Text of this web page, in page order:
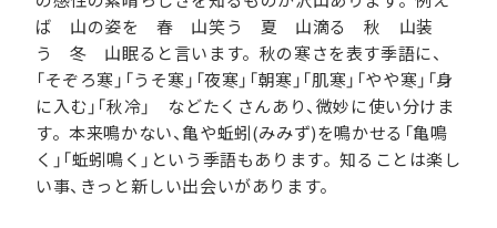
ば 山の姿を 春 山笑う 夏 山滴る 秋 山装
う 冬 山眠ると言います。秋の寒さを表す季語に、
「そぞろ寒」「うそ寒」「夜寒」「朝寒」「肌寒」「やや寒」「身
に入む」「秋冷」 などたくさんあり、微妙に使い分けま
す。本来鳴かない、亀や蚯蚓(みみず)を鳴かせる「亀鳴
く」「蚯蚓鳴く」という季語もあります。知ることは楽し
い事、きっと新しい出会いがあります。